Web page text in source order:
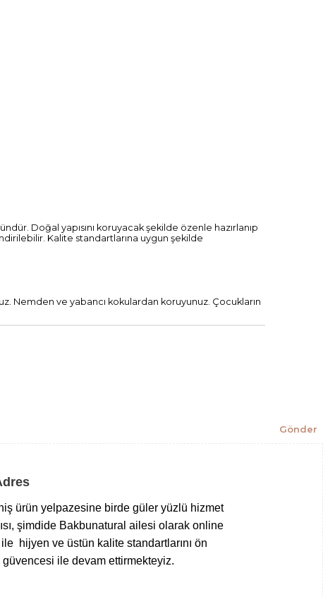
Doğal yapısını koruyacak şekilde özenle hazırlanıp
Kalite standartlarına uygun şekilde
Nemden ve yabancı kokulardan koruyunuz. Çocukların
Gönder
ürün yelpazesine birde güler yüzlü hizmet
şimdide Bakbunatural ailesi olarak online
hijyen ve üstün kalite standartlarını ön
güvencesi ile devam ettirmekteyiz.